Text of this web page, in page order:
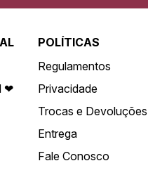
❤
POLÍTICAS
Regulamentos
Privacidade
Trocas e Devoluções
Entrega
Fale Conosco